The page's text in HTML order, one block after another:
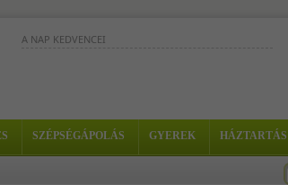
A NAP KEDVENCEI
Ez az egyszerűen elkészíthető turmix segít elűzni a
mindennapi stresszt és jókedvre derít. - Hozzávalók: -
SZÉPSÉGÁPOLÁS GYEREK HÁZTARTÁS